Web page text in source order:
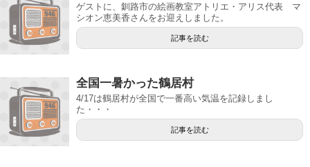
ゲストに、釧路市の絵画教室アトリエ・アリス代表 マ
シオン恵美香さんをお迎えしました。
記事を読む
全国一暑かった鶴居村
4/17は鶴居村が全国で一番高い気温を記録しまし
た・・・
記事を読む